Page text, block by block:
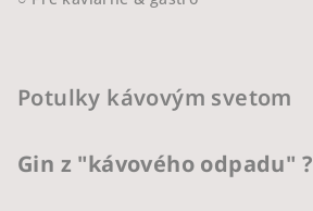
Potulky kávovým svetom
Gin z "kávového odpadu" ?